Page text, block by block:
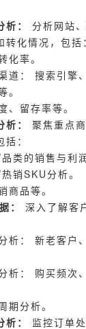
：
分析网站
转化情况，包括：
化率。
道： 搜索引擎
。
、留存率等。
：
聚焦重点
：
类的销售与利
销SKU分析。
商品等。
：
深入了解客
析： 新老客户
析： 购买频次
期分析。
：
监控订单